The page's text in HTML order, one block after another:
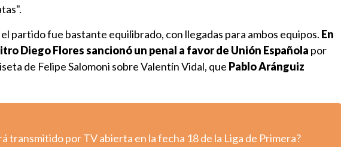
partido fue bastante equilibrado, con llegadas para ambos equipos. En
Diego Flores sancionó un penal a favor de Unión Española por
de Felipe Salomoni sobre Valentín Vidal, que Pablo Aránguiz
transmitido por TV abierta en la fecha 18 de la Liga de Primera?